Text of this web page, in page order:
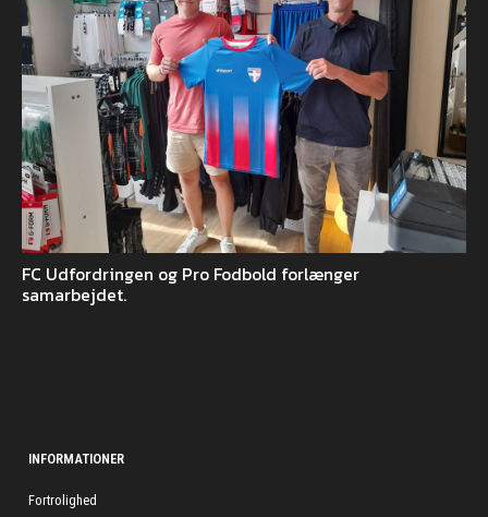
FC Udfordringen og Pro Fodbold forlænger
samarbejdet.
INFORMATIONER
Fortrolighed